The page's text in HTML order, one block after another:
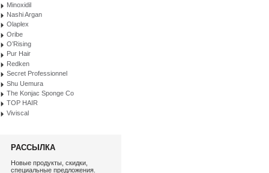
Minoxidil
Nashi Argan
Olaplex
Oribe
O’Rising
Pur Hair
Redken
Secret Professionnel
Shu Uemura
The Konjac Sponge Co
TOP HAIR
Viviscal
РАССЫЛКА
Новые продукты, скидки,
специальные предложения.